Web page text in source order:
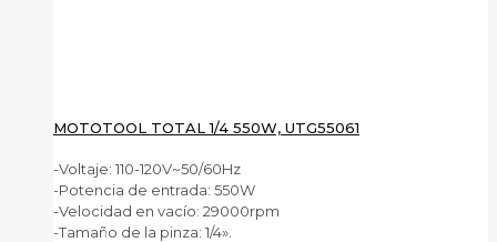
MOTOTOOL TOTAL 1/4 550W, UTG55061
-Voltaje: 110-120V~50/60Hz
-Potencia de entrada: 550W
-Velocidad en vacío: 29000rpm
-Tamaño de la pinza: 1/4».